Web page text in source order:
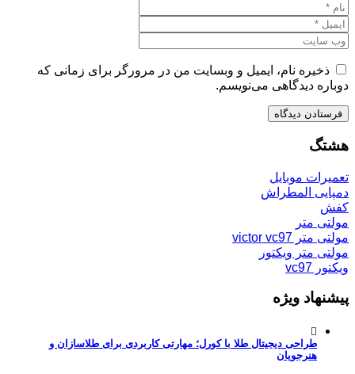
ذخیره نام، ایمیل و وبسایت من در مرورگر برای زمانی که
دوباره دیدگاهی می‌نویسم.
هشتگ
تعمیرات موبایل
دمپایی المطراش
کفش
مولتی متر
مولتی متر victor vc97
مولتی متر ویکتور
ویکتور vc97
پیشنهاد ویژه
طراحی دیجیتال طلا با کورل؛ مهارتی کاربردی برای طلاسازان و
هنرجویان